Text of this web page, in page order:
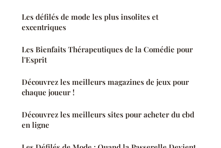
Les défilés de mode les plus insolites et
excentriques
Les Bienfaits Thérapeutiques de la Comédie pour
l'Esprit
Découvrez les meilleurs magazines de jeux pour
chaque joueur !
Découvrez les meilleurs sites pour acheter du cbd
en ligne